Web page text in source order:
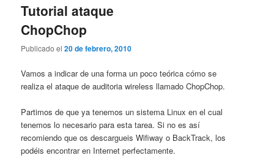
Tutorial ataque
ChopChop
Publicado el20 de febrero, 2010
Vamos a indicar de una forma un poco teórica cómo se
realiza el ataque de auditoria wireless llamado ChopChop.
Partimos de que ya tenemos un sistema Linux en el cual
tenemos lo necesario para esta tarea. Si no es así
recomiendo que os descargueis Wifiway o BackTrack, los
podéis encontrar en Internet perfectamente.